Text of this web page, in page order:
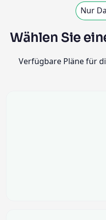
Nur
Wählen Sie
Verfügbare Pläne für